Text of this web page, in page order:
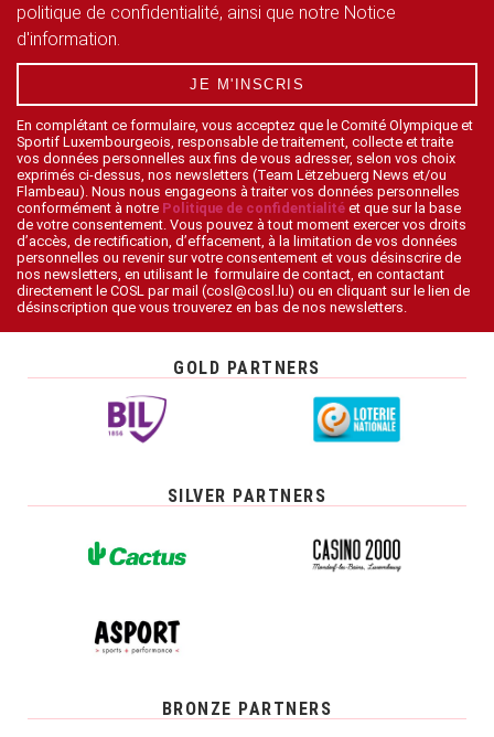
politique de confidentialité, ainsi que notre Notice
d'information.
JE M'INSCRIS
En complétant ce formulaire, vous acceptez que le Comité Olympique et
Sportif Luxembourgeois, responsable de traitement, collecte et traite
vos données personnelles aux fins de vous adresser, selon vos choix
exprimés ci-dessus, nos newsletters (Team Lëtzebuerg News et/ou
Flambeau). Nous nous engageons à traiter vos données personnelles
conformément à notre Politique de confidentialité et que sur la base
de votre consentement. Vous pouvez à tout moment exercer vos droits
d’accès, de rectification, d’effacement, à la limitation de vos données
personnelles ou revenir sur votre consentement et vous désinscrire de
nos newsletters, en utilisant le formulaire de contact, en contactant
directement le COSL par mail (cosl@cosl.lu) ou en cliquant sur le lien de
désinscription que vous trouverez en bas de nos newsletters.
GOLD PARTNERS
SILVER PARTNERS
BRONZE PARTNERS